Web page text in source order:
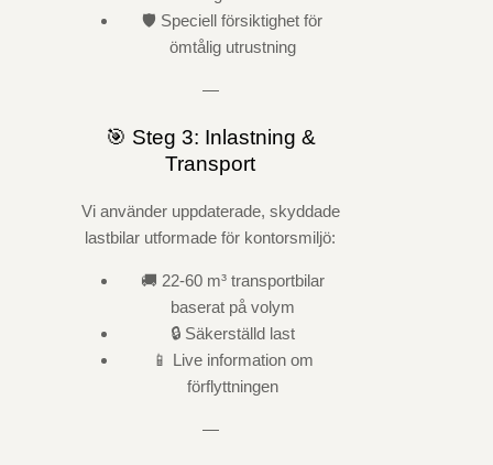
🛡️ Speciell försiktighet för
ömtålig utrustning
—
🎯 Steg 3: Inlastning &
Transport
Vi använder uppdaterade, skyddade
lastbilar utformade för kontorsmiljö:
🚚 22-60 m³ transportbilar
baserat på volym
🔒 Säkerställd last
📱 Live information om
förflyttningen
—